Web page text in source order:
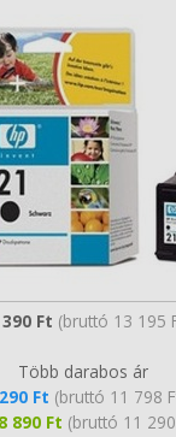
Ft (bruttó 13 195
Több darabos ár
Ft (bruttó 11 798
8 890 Ft (bruttó 11